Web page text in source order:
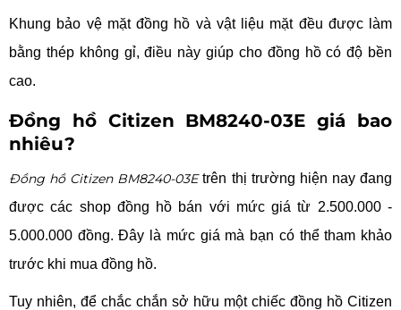
Khung bảo vệ mặt đồng hồ và vật liệu mặt đều được làm
bằng thép không gỉ, điều này giúp cho đồng hồ có độ bền
cao.
Đồng hồ Citizen BM8240-03E giá bao
nhiêu?
Đồng hồ Citizen BM8240-03Etrên thị trường hiện nay đang
được các shop đồng hồ bán với mức giá từ 2.500.000 -
5.000.000 đồng. Đây là mức giá mà bạn có thể tham khảo
trước khi mua đồng hồ.
Tuy nhiên, để chắc chắn sở hữu một chiếc đồng hồ Citizen